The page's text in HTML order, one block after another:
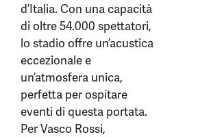
d’Italia. Con una capacità
di oltre 54.000 spettatori,
lo stadio offre un’acustica
eccezionale e
un’atmosfera unica,
perfetta per ospitare
eventi di questa portata.
Per Vasco Rossi,